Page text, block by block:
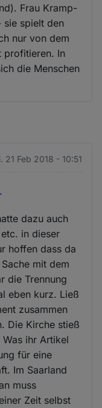
Frau Kramp-
sie spielt den
nur von dem
profitieren. In
die Menschen
21 Feb 2018 - 10:51
dazu auch
in dieser
hoffen dass da
mit dem
die Trennung
eben kurz. Ließ
zusammen
Die Kirche stieß
ihr Artikel
für eine
Im Saarland
muss
Zeit selbst